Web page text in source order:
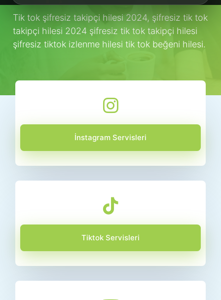
Tik tok şifresiz takipçi hilesi 2024, şifresiz tik tok
takipçi hilesi 2024 şifresiz tik tok takipçi hilesi
şifresiz tiktok izlenme hilesi tik tok beğeni hilesi.
İnstagram Servisleri
Tiktok Servisleri